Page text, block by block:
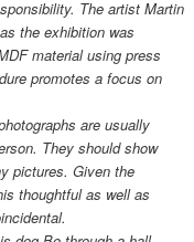
The artist Martin
the exhibition was
material using press
promotes a focus on
are usually
They should show
pictures. Given the
thoughtful as well as